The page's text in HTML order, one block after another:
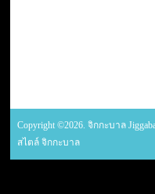
Copyright ©2026. จิกกะบาล
สไตล์ จิกกะบาล